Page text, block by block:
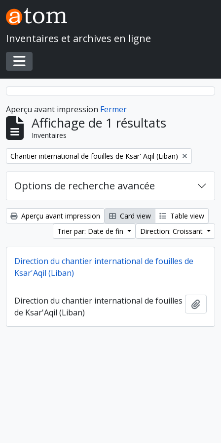
Skip to main content
Inventaires et archives en ligne
Toggle navigation
Aperçu avant impression Fermer
Affichage de 1 résultats
Inventaires
Remove filter:
Chantier international de fouilles de Ksar' Aqil (Liban)
Options de recherche avancée
Aperçu avant impression Card view
Table view
Trier par: Date de fin
Direction: Croissant
Direction du chantier international de fouilles de
Ksar'Aqil (Liban)
Direction du chantier international de fouilles
de Ksar'Aqil (Liban)